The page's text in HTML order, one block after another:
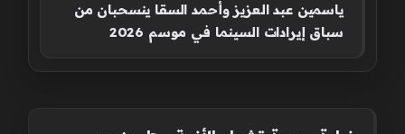
ياسمين عبد العزيز وأحمد السقا ينسحبان من
سباق إيرادات السينما في موسم 2026